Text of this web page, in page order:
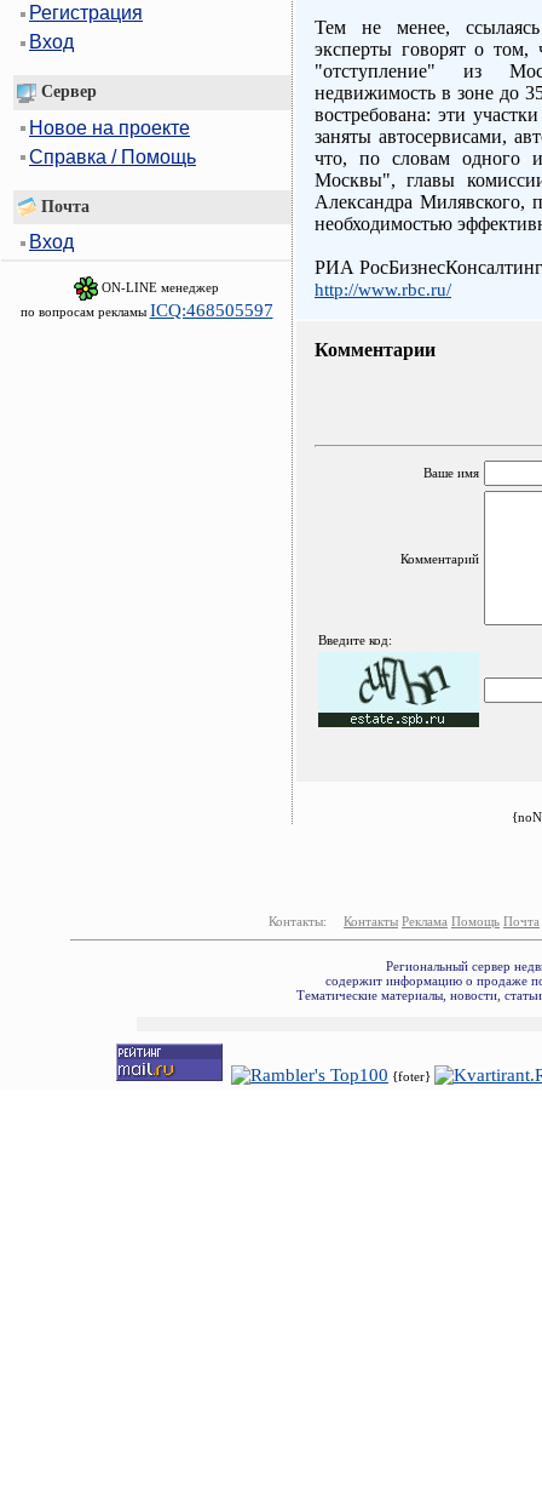
Регистрация
Вход
Сервер
Новое на проекте
Справка / Помощь
Почта
Вход
ON-LINE менеджер
по вопросам рекламы ICQ:468505597
Тем не менее,
эксперты говорят о том,
"отступление" из
недвижимость в зоне до
востребована: эти
заняты автосервисами,
что, по словам одного
Москвы", главы
Александра Милявского,
необходимостью
РИА РосБизнесКонсалтинг
http://www.rbc.ru/
Комментарии
Ваше имя
Комментарий
Введите код:
Контакты: Контакты Реклама Помощь Почта
Региональный сервер
содержит информацию о продаже
Тематические материалы, новости,
{foter}